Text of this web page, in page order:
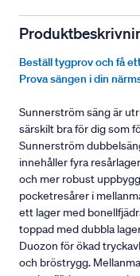
Beställ tygprov och få
Prova sängen i din
Sunnerström säng är
särskilt bra för dig som
Sunnerström
innehåller fyra
och mer robust
pocketresårer i
ett lager med
toppad med dubbla
Duozon för ökad
och bröstrygg.